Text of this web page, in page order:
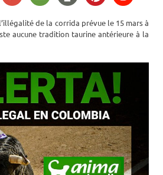
de la corrida prévue le 15 mars à
aucune tradition taurine antérieure à la